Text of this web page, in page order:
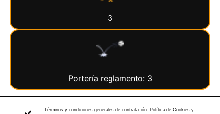
3
Portería reglamento: 3
Términos y condiciones generales de contratación. Política de Cookies y